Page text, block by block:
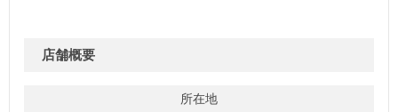
店舗概要
所在地